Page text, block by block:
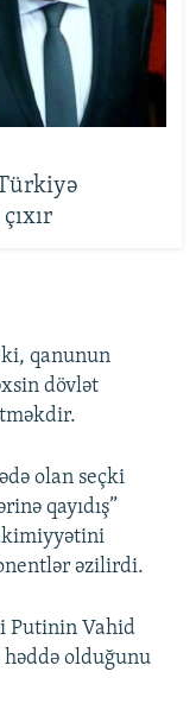
ki, qanunun
dövlət
olan seçki
qayıdış”
əzilirdi.
Putinin Vahid
həddə olduğunu